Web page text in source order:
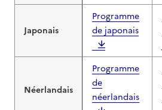
Japonais
Programme
de japonais
Néerlandais
Programme
de
néerlandais